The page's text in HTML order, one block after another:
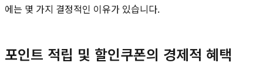
에는 몇 가지 결정적인 이유가 있습니다.
포인트 적립 및 할인쿠폰의 경제적 혜택